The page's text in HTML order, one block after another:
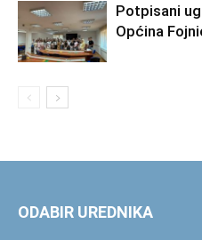
Potpisani
Općina
ODABIR UREDNIKA